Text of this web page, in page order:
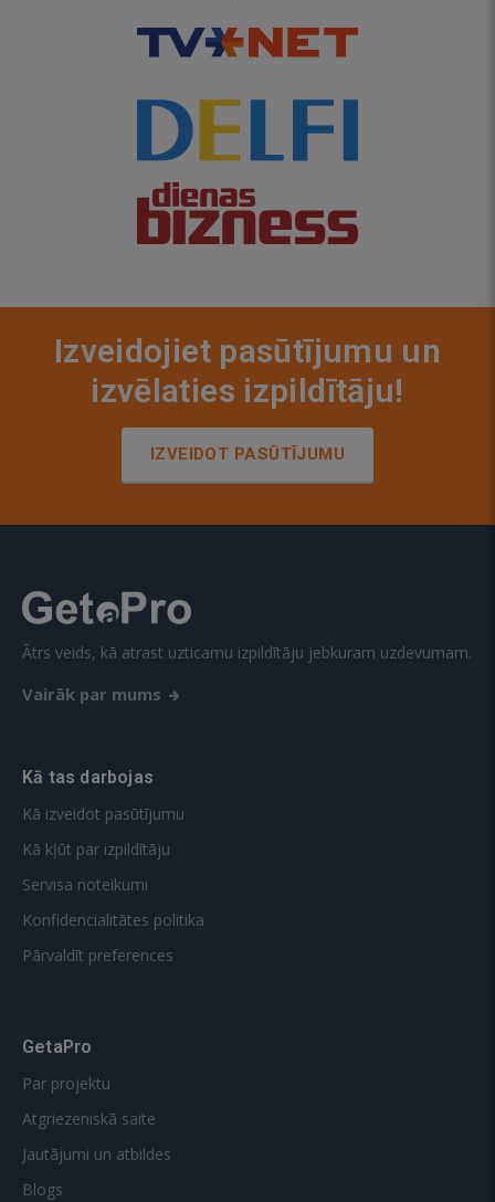
Izveidojiet pasūtījumu un
izvēlaties izpildītāju!
IZVEIDOT PASŪTĪJUMU
Ātrs veids, kā atrast uzticamu izpildītāju jebkuram uzdevumam.
Vairāk par mums
Kā tas darbojas
Kā izveidot pasūtījumu
Kā kļūt par izpildītāju
Servisa noteikumi
Konfidencialitātes politika
Pārvaldīt preferences
GetaPro
Par projektu
Atgriezeniskā saite
Jautājumi un atbildes
Blogs